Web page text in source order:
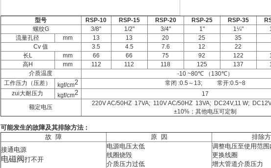
型号 RSP-10 RSP-15 RSP-20 RSP-25 RSP-35
螺纹G
3/8" 1/2" 3/4" 1" 1¼"
流量孔径
mm 13 13 20 25 35
Cv 值
3.5 4.5 7.6 12 22
长L
mm 66 66 75 92 122
高H
mm 112 112 118 125 137
介质温度
-10 ~80℃ （130℃）
工作压力（压差）
kgf/cm2
常闭 :0.5～13; 常开:0.5~8
zui大耐压力
kgf/cm2
17
额定电压
220V AC/50HZ 17VA; 110V AC/50HZ 13VA; DC24V,11 W;
±10%；其他电压可定制
可能发生的故障及其排除方法 :
故 障
原 因
排除
接通电源
电磁阀打不开
电源电压太低
线圈烧毁
介质压力过低
调整电压至使用范围
更换线圈
增大管道介质压力